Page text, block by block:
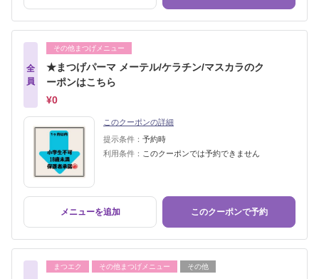
全
員
その他まつげメニュー
★まつげパーマ メーテル/ケラチン/マスカラのク
ーポンはこちら
¥0
このクーポンの詳細
提示条件： 予約時
利用条件： このクーポンでは予約できません
メニューを追加 このクーポンで予約
まつエク その他まつげメニュー その他